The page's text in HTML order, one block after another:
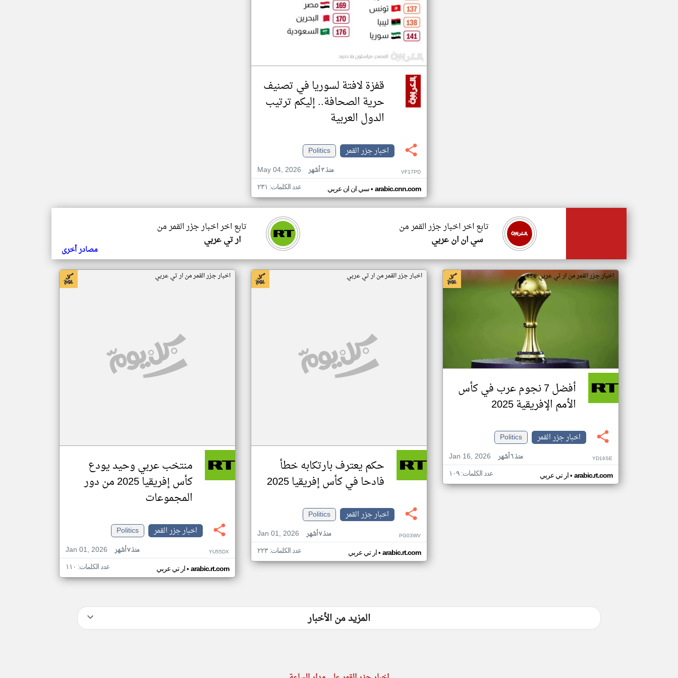
قفزة لافتة لسوريا في تصنيف
حرية الصحافة.. إليكم ترتيب
الدول العربية
اخبار جزر القمر
Politics
May 04, 2026
منذ ٣ أشهر VF17PD
سي ان ان عربي• arabic.cnn.com عدد الكلمات: ٢٣١
تابع اخر اخبار جزر القمر من
ار تي عربي
تابع اخر اخبار جزر القمر من
سي ان ان عربي
مصادر أخرى
اخبار جزر القمر من ار تي عربي
أفضل 7 نجوم عرب في كأس
الأمم الإفريقية 2025
اخبار جزر القمر
Politics
Jan 16, 2026
منذ ٦ أشهر YD16SE
ار تي عربي• arabic.rt.com عدد الكلمات: ١٠٩
اخبار جزر القمر من ار تي عربي
حكم يعترف بارتكابه خطأ
فادحا في كأس إفريقيا 2025
اخبار جزر القمر
Politics
Jan 01, 2026
منذ ٧ أشهر PG03WV
ار تي عربي• arabic.rt.com عدد الكلمات: ٢٢٣
اخبار جزر القمر من ار تي عربي
منتخب عربي وحيد يودع
كأس إفريقيا 2025 من دور
المجموعات
اخبار جزر القمر
Politics
Jan 01, 2026
منذ ٧ أشهر YU55DX
ار تي عربي• arabic.rt.com عدد الكلمات: ١١٠
المزيد من الأخبار